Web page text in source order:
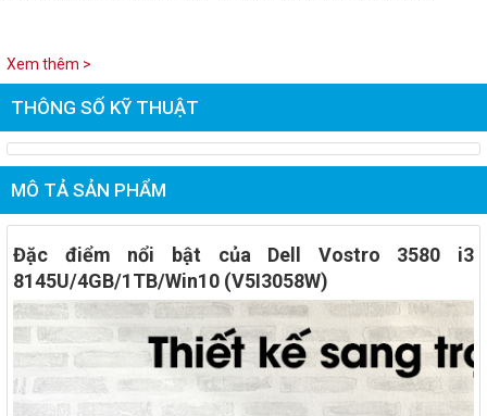
Xem thêm >
THÔNG SỐ KỸ THUẬT
MÔ TẢ SẢN PHẨM
Đặc điểm nổi bật của Dell Vostro 3580 i3
8145U/4GB/1TB/Win10 (V5I3058W)